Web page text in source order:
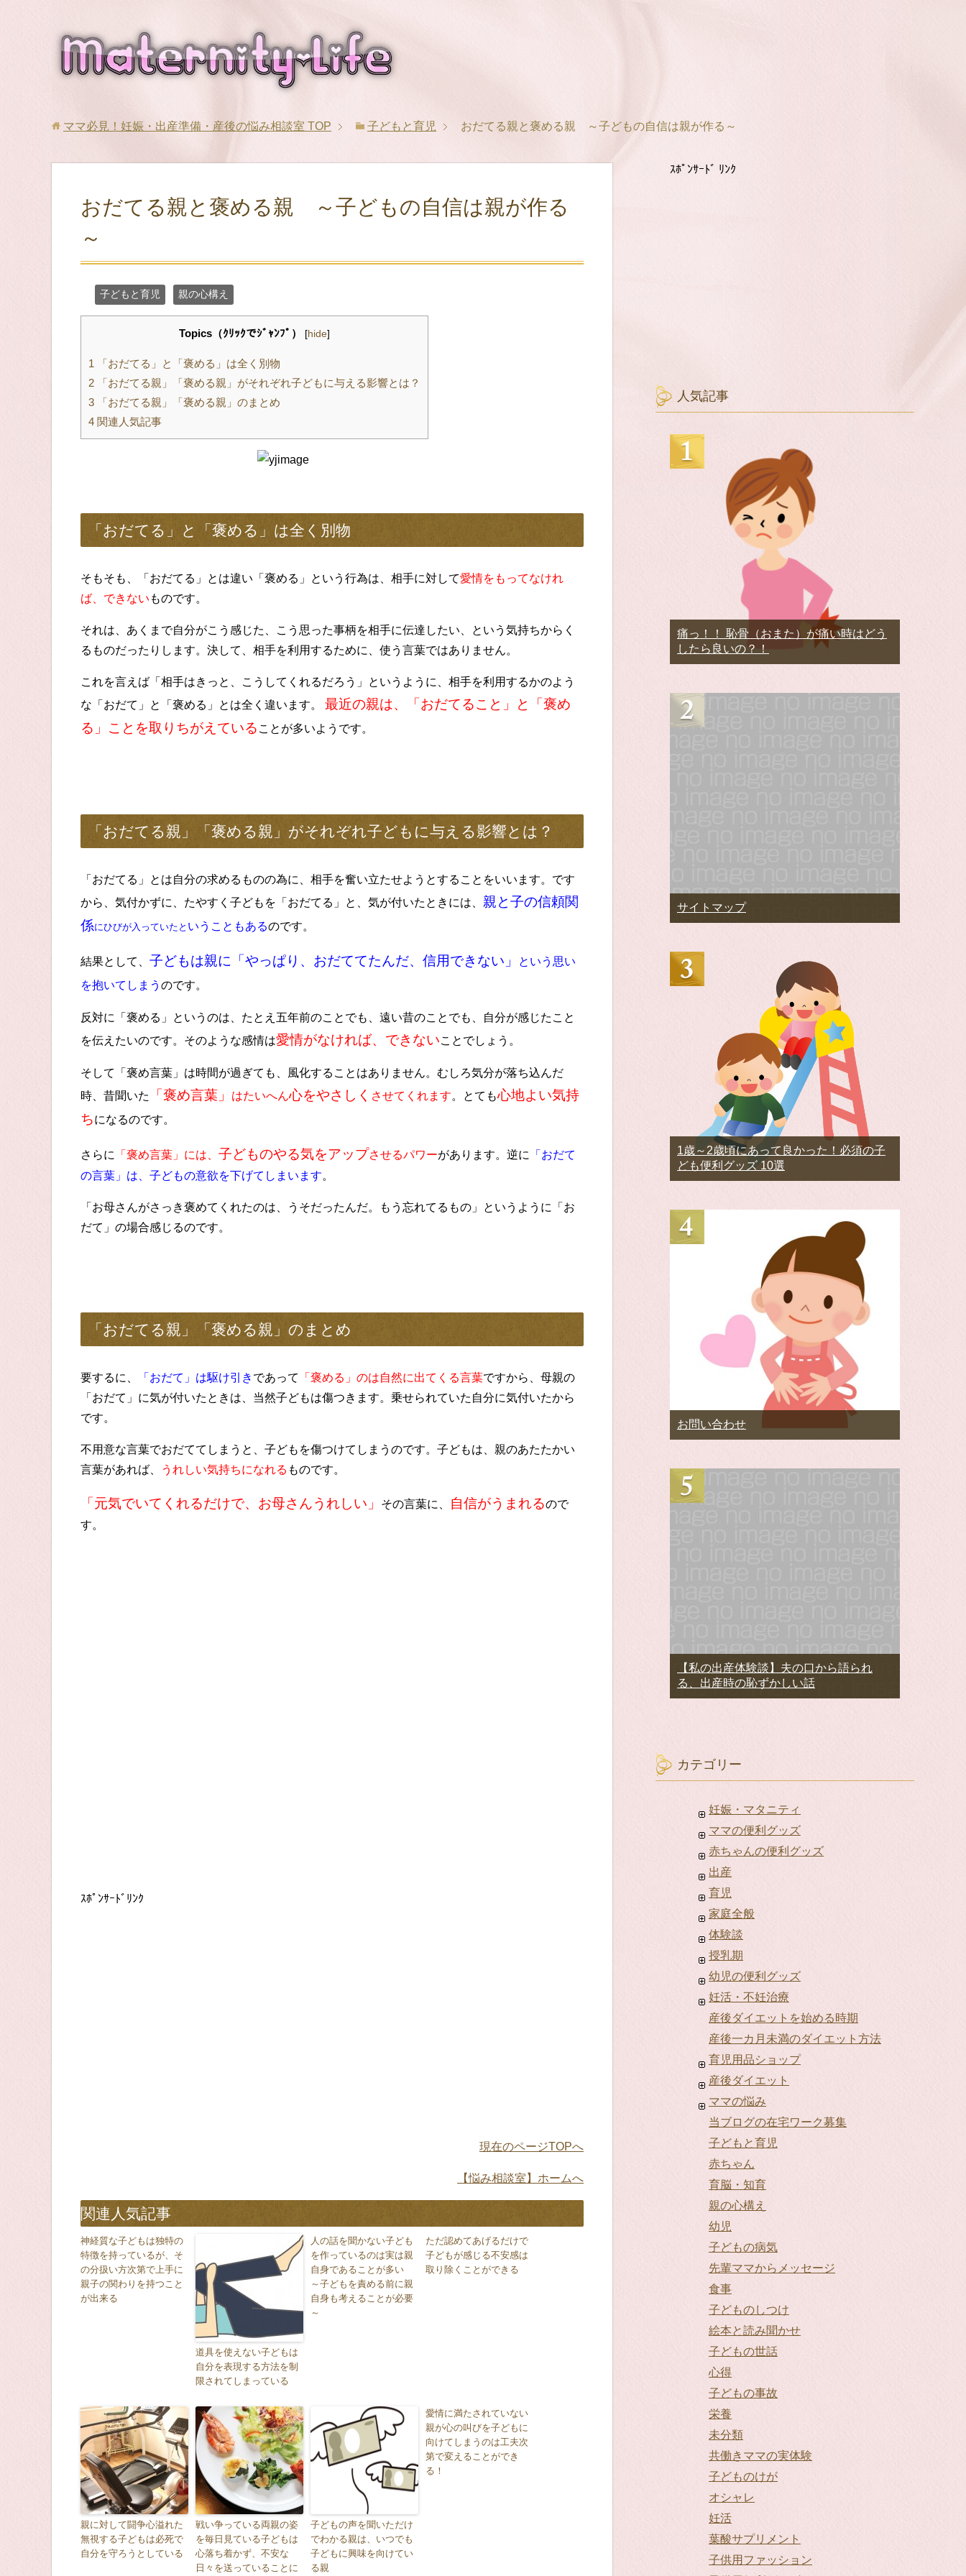
ママ必見！妊娠・出産準備・産後の悩み相談室 TOP 子どもと育児 おだてる親と褒める親 ～子どもの自信は親が作る～
おだてる親と褒める親 ～子どもの自信は親が作る
～
子どもと育児 親の心構え
Topics（ｸﾘｯｸでｼﾞｬﾝﾌﾟ） [hide]
1 「おだてる」と「褒める」は全く別物
2 「おだてる親」「褒める親」がそれぞれ子どもに与える影響とは？
3 「おだてる親」「褒める親」のまとめ
4 関連人気記事
「おだてる」と「褒める」は全く別物
そもそも、「おだてる」とは違い「褒める」という行為は、相手に対して愛情をもってなけれ
ば、できない ものです。
それは、あくまで自分がこう感じた、こう思った事柄を相手に伝達したい、という気持ちからく
るものだったりします。決して、相手を利用するために、使う言葉ではありません。
これを言えば「相手はきっと、こうしてくれるだろう」というように、相手を利用するかのよう
な「おだて」と「褒める」とは全く違います。 最近の親は、「おだてること」と「褒め
る」ことを取りちがえている ことが多いようです。
「おだてる親」「褒める親」がそれぞれ子どもに与える影響とは？
「おだてる」とは自分の求めるものの為に、相手を奮い立たせようとすることをいいます。です
から、気付かずに、たやすく子どもを「おだてる」と、気が付いたときには、 親と子の信頼関
係にひびが入っていた と いうこともあるのです。
結果として、 子どもは親に「やっぱり、おだててたんだ、信用できない」
という思い
を抱いてしまう のです。
反対に「褒める」というのは、たとえ五年前のことでも、遠い昔のことでも、自分が感じたこと
を伝えたいのです。そのような感情は愛情がなければ、できないことでしょう。
そして「褒め言葉」は時間が過ぎても、風化することはありません。むしろ気分が落ち込んだ
時、昔聞いた
「褒め言葉」 はたいへん心をやさしく させてくれます。とても心地よい気持
ちになるのです。
さらに 「褒め言葉」には、 子どものやる気をアップさせるパワーがあります。逆に
「おだて
の言葉」は、子どもの意欲を下げてしまいます。
「お母さんがさっき褒めてくれたのは、うそだったんだ。もう忘れてるもの」というように「お
だて」の場合感じるのです。
「おだてる親」「褒める親」のまとめ
要するに、 「おだて」は駆け引き であって 「褒める」のは自然に出てくる言葉ですから、母親の
「おだて」に気が付いたときは、当然子どもは傷つきます。乗せられていた自分に気付いたから
です。
不用意な言葉でおだててしまうと、子どもを傷つけてしまうのです。子どもは、親のあたたかい
言葉があれば、
うれしい気持ちになれる ものです。
「元気でいてくれるだけで、お母さんうれしい」 その言葉に、 自信がうまれるので
す。
ｽﾎﾟﾝｻｰﾄﾞﾘﾝｸ
現在のページTOPへ
【悩み相談室】ホームへ
関連人気記事
神経質な子どもは独特の
特徴を持っているが、そ
の分扱い方次第で上手に
親子の関わりを持つこと
が出来る
道具を使えない子どもは
自分を表現する方法を制
限されてしまっている
人の話を聞かない子ども
を作っているのは実は親
自身であることが多い
～子どもを責める前に親
自身も考えることが必要
～
ただ認めてあげるだけで
子どもが感じる不安感は
取り除くことができる
親に対して闘争心溢れた
無視する子どもは必死で
自分を守ろうとしている
戦い争っている両親の姿
を毎日見ている子どもは
心落ち着かず、不安な
日々を送っていることに
子どもの声を聞いただけ
でわかる親は、いつでも
子どもに興味を向けてい
る親
愛情に満たされていない
親が心の叫びを子どもに
向けてしまうのは工夫次
第で変えることができ
る！
ｽﾎﾟﾝｻｰﾄﾞ ﾘﾝｸ
人気記事
痛っ！！ 恥骨（おまた）が痛い時はどう
したら良いの？！
サイトマップ
1歳～2歳頃にあって良かった！必須の子
ども便利グッズ 10選
お問い合わせ
【私の出産体験談】夫の口から語られ
る、出産時の恥ずかしい話
カテゴリー
妊娠・マタニティ
ママの便利グッズ
赤ちゃんの便利グッズ
出産
育児
家庭全般
体験談
授乳期
幼児の便利グッズ
妊活・不妊治療
産後ダイエットを始める時期
産後一カ月未満のダイエット方法
育児用品ショップ
産後ダイエット
ママの悩み
当ブログの在宅ワーク募集
子どもと育児
赤ちゃん
育脳・知育
親の心構え
幼児
子どもの病気
先輩ママからメッセージ
食事
子どものしつけ
絵本と読み聞かせ
子どもの世話
心得
子どもの事故
栄養
未分類
共働きママの実体験
子どものけが
オシャレ
妊活
葉酸サプリメント
子供用ファッション